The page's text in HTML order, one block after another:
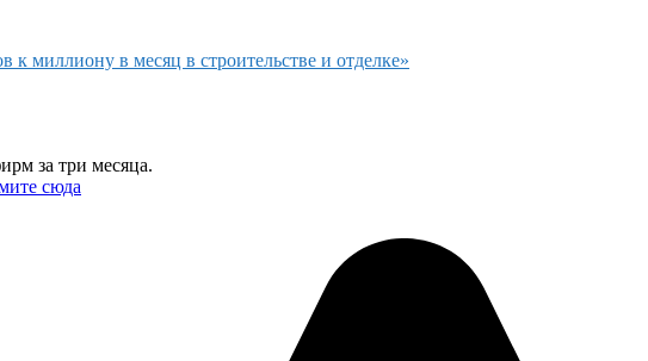
к миллиону в месяц в строительстве и отделке»
за три месяца.
сюда